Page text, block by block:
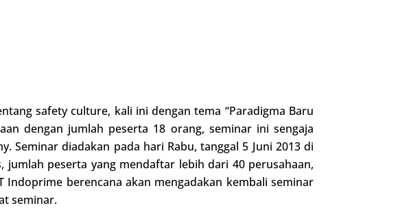
safety culture, kali ini dengan tema “Paradigma Baru
dengan jumlah peserta 18 orang, seminar ini sengaja
Seminar diadakan pada hari Rabu, tanggal 5 Juni 2013 di
jumlah peserta yang mendaftar lebih dari 40 perusahaan,
berencana akan mengadakan kembali seminar
seminar.